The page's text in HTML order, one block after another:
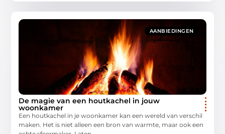
AANBIEDINGEN
De magie van een houtkachel in jouw
woonkamer
Een houtkachel in je woonkamer kan een wereld van verschil
maken. Het is niet alleen een bron van warmte, maar ook een